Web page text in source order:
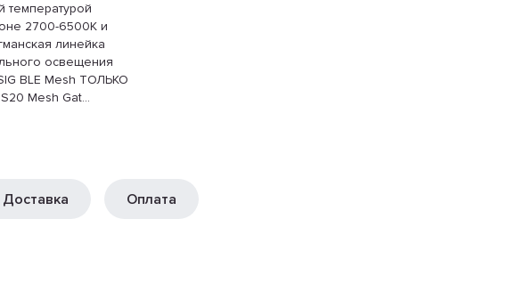
температурой
2700-6500K и
линейка
освещения
BLE Mesh ТОЛЬКО
Mesh Gat...
Доставка Оплата